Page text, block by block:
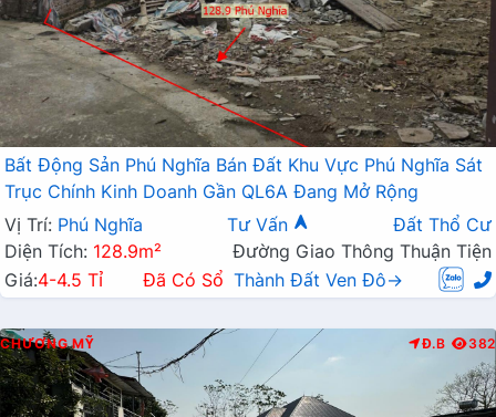
Bất Động Sản Phú Nghĩa Bán Đất Khu Vực Phú Nghĩa Sát
Trục Chính Kinh Doanh Gần QL6A Đang Mở Rộng
Vị Trí: Phú Nghĩa Tư Vấn
Đất Thổ Cư
Diện Tích: 128.9m²
Đường Giao Thông Thuận Tiện
Giá:4-4.5 Tỉ Đã Có Sổ Thành Đất Ven Đô→
CHƯƠNG MỸ Đ.B 382